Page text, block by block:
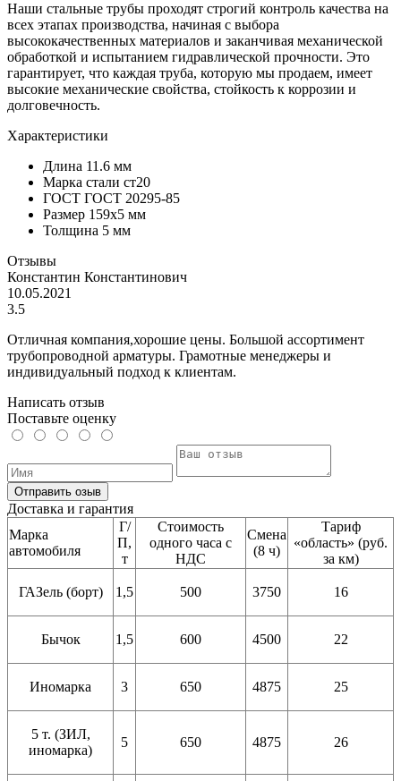
Наши стальные трубы проходят строгий контроль качества на
всех этапах производства, начиная с выбора
высококачественных материалов и заканчивая механической
обработкой и испытанием гидравлической прочности. Это
гарантирует, что каждая труба, которую мы продаем, имеет
высокие механические свойства, стойкость к коррозии и
долговечность.
Характеристики
Длина 11.6 мм
Марка стали ст20
ГОСТ ГОСТ 20295-85
Размер 159х5 мм
Толщина 5 мм
Отзывы
Константин Константинович
10.05.2021
3.5
Отличная компания,хорошие цены. Большой ассортимент
трубопроводной арматуры. Грамотные менеджеры и
индивидуальный подход к клиентам.
Написать отзыв
Поставьте оценку
Отправить озыв
Доставка и гарантия
Марка
автомобиля
Г/
П,
т
Стоимость
одного часа с
НДС
Смена
(8 ч)
Тариф
«область» (руб.
за км)
ГАЗель (борт) 1,5 500 3750 16
Бычок 1,5 600 4500 22
Иномарка 3 650 4875 25
5 т. (ЗИЛ,
иномарка)
5 650 4875 26